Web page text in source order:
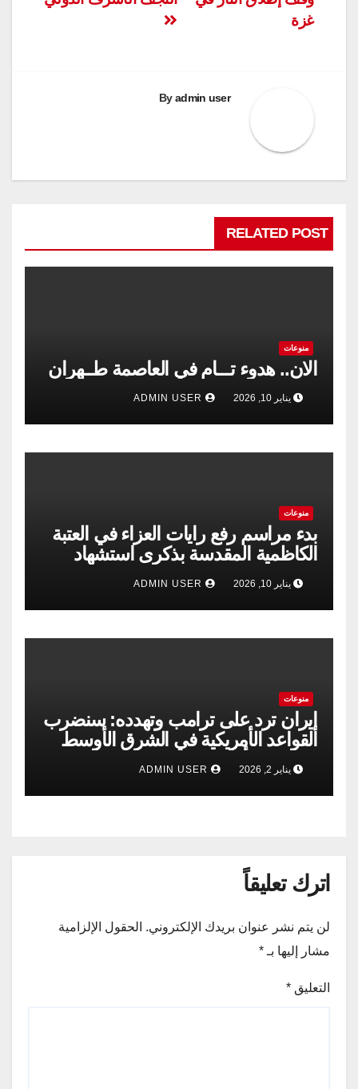
غزة
Byadmin user
RELATED POST
منوعات
الان.. هدوء تـــام في العاصمة طــهران
يناير 10, 2026
منوعات
بدء مراسم رفع رايات العزاء في العتبة
الكاظمية المقدسة بذكرى استشهاد
الإمام الكاظم”عليه السلام”
يناير 10, 2026
منوعات
إيران ترد على ترامب وتهدده: سنضرب
القواعد الأمريكية في الشرق الأوسط
إذا حدثت أي مغامرة
يناير 2, 2026
اترك تعليقاً
لن يتم نشر عنوان بريدك الإلكتروني. الحقول الإلزامية
مشار إليها بـ *
التعليق *